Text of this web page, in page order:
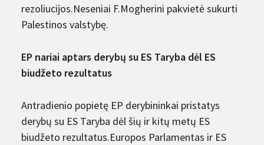
rezoliucijos.Neseniai F.Mogherini pakvietė sukurti
Palestinos valstybę.
EP nariai aptars derybų su ES Taryba dėl ES
biudžeto rezultatus
Antradienio popietę EP derybininkai pristatys
derybų su ES Taryba dėl šių ir kitų metų ES
biudžeto rezultatus.Europos Parlamentas ir ES